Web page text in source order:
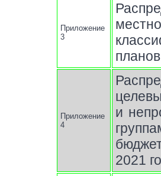
Приложение
3
Приложение
4
и
2021